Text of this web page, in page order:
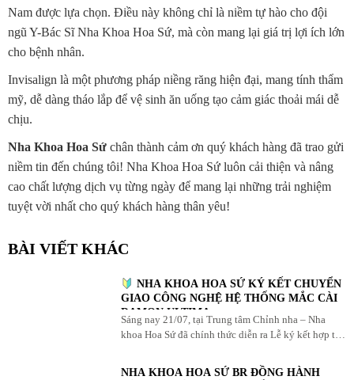
Nam được lựa chọn. Điều này không chỉ là niềm tự hào cho đội
ngũ Y-Bác Sĩ Nha Khoa Hoa Sứ, mà còn mang lại giá trị lợi ích lớn
cho bệnh nhân.
Invisalign là một phương pháp niềng răng hiện đại, mang tính thẩm
mỹ, dễ dàng tháo lắp để vệ sinh ăn uống tạo cảm giác thoải mái dễ
chịu.
Nha Khoa Hoa Sứchân thành cảm ơn quý khách hàng đã trao gửi
niềm tin đến chúng tôi! Nha Khoa Hoa Sứ luôn cải thiện và nâng
cao chất lượng dịch vụ từng ngày để mang lại những trải nghiệm
tuyệt vời nhất cho quý khách hàng thân yêu!
BÀI VIẾT KHÁC
NHA KHOA HOA SỨ KÝ KẾT CHUYỂN
GIAO CÔNG NGHỆ HỆ THỐNG MẮC CÀI
DAMON ULTIMA
Sáng nay 21/07, tại Trung tâm Chỉnh nha – Nha
khoa Hoa Sứ đã chính thức diễn ra Lễ ký kết hợp tác
NHA KHOA HOA SỨ BR ĐỒNG HÀNH